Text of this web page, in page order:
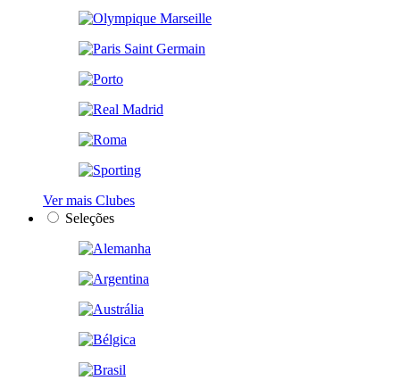
Ver mais Clubes
Seleções